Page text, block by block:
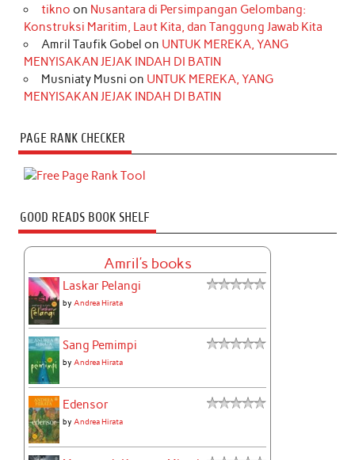
tikno on Nusantara di Persimpangan Gelombang:
Konstruksi Maritim, Laut Kita, dan Tanggung Jawab Kita
Amril Taufik Gobel on UNTUK MEREKA, YANG
MENYISAKAN JEJAK INDAH DI BATIN
Musniaty Musni on UNTUK MEREKA, YANG
MENYISAKAN JEJAK INDAH DI BATIN
PAGE RANK CHECKER
GOOD READS BOOK SHELF
Amril's books
Laskar Pelangi
byAndrea Hirata
Sang Pemimpi
byAndrea Hirata
Edensor
byAndrea Hirata